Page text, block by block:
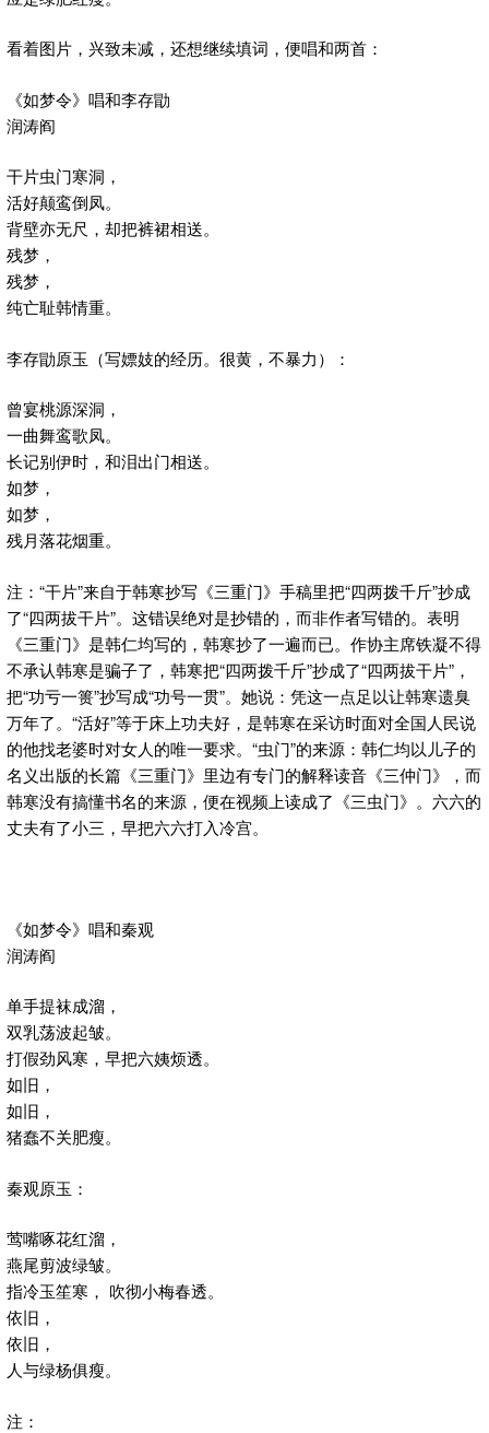
看着图片，兴致未减，还想继续填词，便唱和两首：
《如梦令》唱和李存勖
润涛阎
干片虫门寒洞，
活好颠鸾倒凤。
背壁亦无尺，却把裤裙相送。
残梦，
残梦，
纯亡耻韩情重。
李存勖原玉（写嫖妓的经历。很黄，不暴力）：
曾宴桃源深洞，
一曲舞鸾歌凤。
长记别伊时，和泪出门相送。
如梦，
如梦，
残月落花烟重。
注：“干片”来自于韩寒抄写《三重门》手稿里把“四两拨千斤”抄成
了“四两拔干片”。这错误绝对是抄错的，而非作者写错的。表明
《三重门》是韩仁均写的，韩寒抄了一遍而已。作协主席铁凝不得
不承认韩寒是骗子了，韩寒把“四两拨千斤”抄成了“四两拔干片”，
把“功亏一篑”抄写成“功号一贯”。她说：凭这一点足以让韩寒遗臭
万年了。“活好”等于床上功夫好，是韩寒在采访时面对全国人民说
的他找老婆时对女人的唯一要求。“虫门”的来源：韩仁均以儿子的
名义出版的长篇《三重门》里边有专门的解释读音《三仲门》，而
韩寒没有搞懂书名的来源，便在视频上读成了《三虫门》。六六的
丈夫有了小三，早把六六打入冷宫。
《如梦令》唱和秦观
润涛阎
单手提袜成溜，
双乳荡波起皱。
打假劲风寒，早把六姨烦透。
如旧，
如旧，
猪蠢不关肥瘦。
秦观原玉：
莺嘴啄花红溜，
燕尾剪波绿皱。
指冷玉笙寒， 吹彻小梅春透。
依旧，
依旧，
人与绿杨俱瘦。
注：